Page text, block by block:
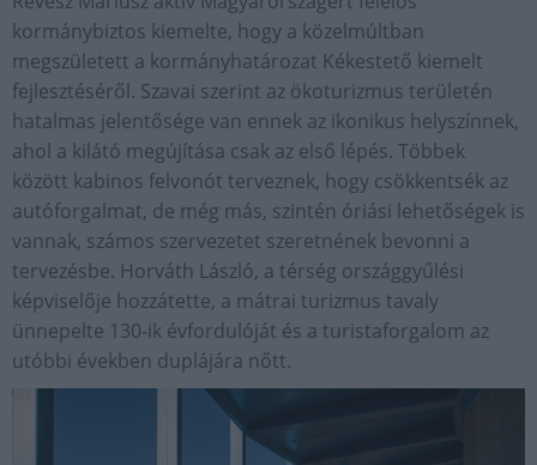
kormánybiztos kiemelte, hogy a közelmúltban
megszületett a kormányhatározat Kékestető kiemelt
fejlesztéséről. Szavai szerint az ökoturizmus területén
hatalmas jelentősége van ennek az ikonikus helyszínnek,
ahol a kilátó megújítása csak az első lépés. Többek
között kabinos felvonót terveznek, hogy csökkentsék az
autóforgalmat, de még más, szintén óriási lehetőségek is
vannak, számos szervezetet szeretnének bevonni a
tervezésbe. Horváth László, a térség országgyűlési
képviselője hozzátette, a mátrai turizmus tavaly
ünnepelte 130-ik évfordulóját és a turistaforgalom az
utóbbi években duplájára nőtt.